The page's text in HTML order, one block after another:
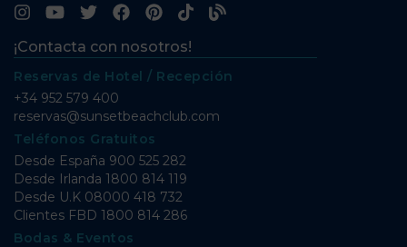
¡Contacta con nosotros!
Reservas de Hotel / Recepción
+34 952 579 400
reservas@sunsetbeachclub.com
Teléfonos Gratuitos
Desde España 900 525 282
Desde Irlanda 1800 814 119
Desde U.K 08000 418 732
Clientes FBD 1800 814 286
Bodas & Eventos